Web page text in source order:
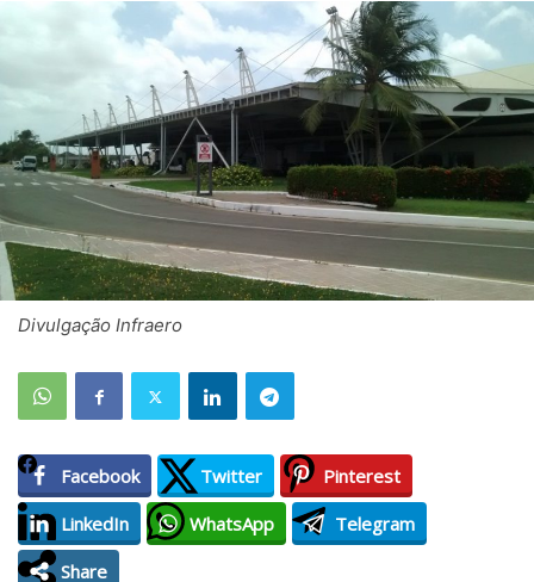
Divulgação Infraero
Facebook Twitter
Pinterest
LinkedIn
WhatsApp
Telegram
Share